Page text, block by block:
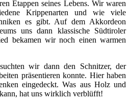
Etappen seines Lebens. Wir waren
Krippenarten und wie viele
es gibt. Auf dem Akkordeon
uns dann klassische Südtiroler
bekamen wir noch einen warmen
wir dann den Schnitzer, der
präsentieren konnte. Hier haben
eingedeckt. Was aus Holz und
hat uns wirklich verblüfft!